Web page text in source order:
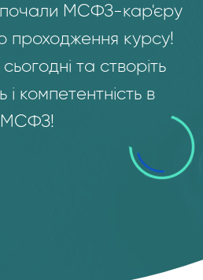
МСФЗ-кар'єру
проходження курсу!
та створіть
і компетентність в
МСФЗ!